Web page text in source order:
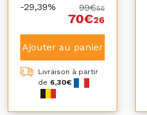
-29,39% 99€50
70€26
Ajouter au panier
Livraison à partir
de 6,30€